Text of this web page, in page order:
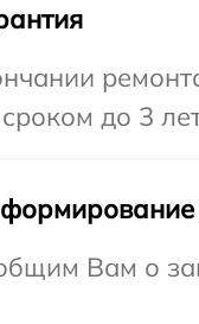
до 3
Вам о